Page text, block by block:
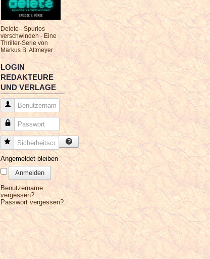
Delete - Spurlos
verschwinden - Eine
Thriller-Serie von
Markus B. Altmeyer
LOGIN
REDAKTEURE
UND VERLAGE
Benutzername
Passwort
Sicherheitscode
Angemeldet bleiben
Anmelden
Benutzername
vergessen?
Passwort vergessen?